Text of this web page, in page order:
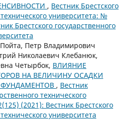
, Вестник Брестского
университета: №
Брестского государственного
Петр Владимирович
Николаевич Клебанюк,
Четырбок, ВЛИЯНИЕ
НА ВЕЛИЧИНУ ОСАДКИ
, Вестник
технического
(2021): Вестник Брестского
университета